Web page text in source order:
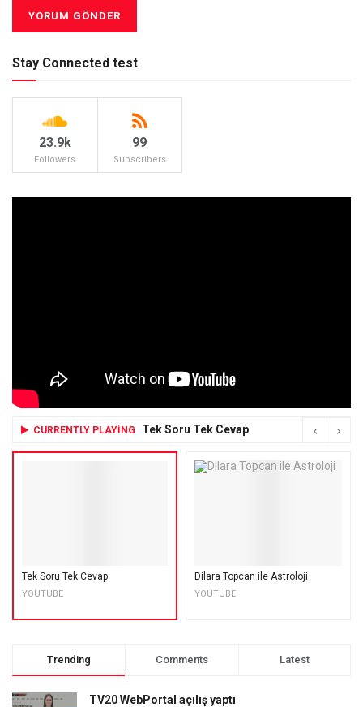
Stay Connected test
23.9k
Followers
99
Subscribers
CURRENTLY PLAYING Tek Soru Tek Cevap
Tek Soru Tek Cevap
YOUTUBE
Dilara Topcan ile Astroloji
YOUTUBE
Trending Comments Latest
TV20 WebPortal açılış yaptı